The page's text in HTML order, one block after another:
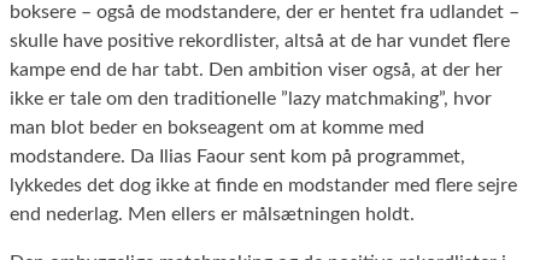
boksere – også de modstandere, der er hentet fra udlandet –
skulle have positive rekordlister, altså at de har vundet flere
kampe end de har tabt. Den ambition viser også, at der her
ikke er tale om den traditionelle ”lazy matchmaking”, hvor
man blot beder en bokseagent om at komme med
modstandere. Da Ilias Faour sent kom på programmet,
lykkedes det dog ikke at finde en modstander med flere sejre
end nederlag. Men ellers er målsætningen holdt.